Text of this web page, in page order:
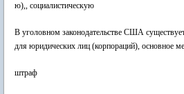
ю),, социалистическую
В уголовном законодательстве США
для юридических лиц (корпораций), основное
штраф